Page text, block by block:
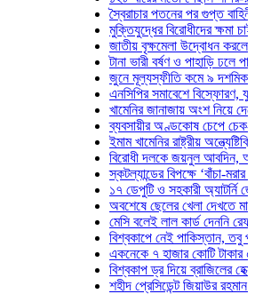
স্বৈরাচার পতনের পর গুপ্ত বাহিনীর
মুক্তিযুদ্ধের বিরোধীদের ক্ষমা চাইতে
জাতীয় বৃক্ষমেলা উদ্বোধন করলেন
টানা ভারী বর্ষণ ও পাহাড়ি ঢলে
জুনে মূল্যস্ফীতি কমে ৯ দশমিক ১৬
এনসিপির সমাবেশে বিস্ফোরণ,
খামেনির জানাজায় অংশ নিয়ে দেশে
ব্যবসায়ীর অণ্ডকোষ চেপে চেক-
ইমাম খামেনির রাষ্ট্রীয়
বিরোধী দলকে জয়নুল আবদিন,
স্কটল্যান্ডের বিপক্ষে ‘বাঁচা-মরার
১৭ ডেপুটি ও সহকারী অ্যাটর্নি
অবশেষে ছেলের খেলা দেখতে মাঠে
মেসি বলেই লাল কার্ড দেননি রেফারি!
বিশ্বকাপে নেই পাকিস্তান, তবু
একনেকে ৭ হাজার কোটি টাকার ৫
বিশ্বকাপ ড্র দিয়ে ব্রাজিলের হেক্সা
শহীদ প্রেসিডেন্ট জিয়াউর রহমান